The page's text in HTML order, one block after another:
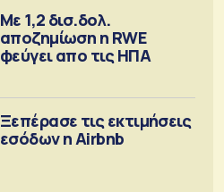
Με 1,2 δισ.δολ.
αποζημίωση η RWE
φεύγει απο τις ΗΠΑ
Ξεπέρασε τις εκτιμήσεις
εσόδων η Airbnb